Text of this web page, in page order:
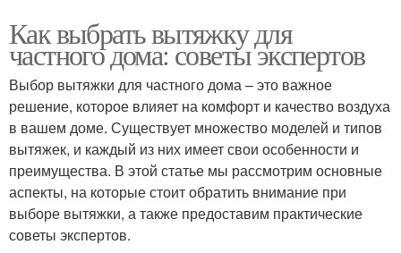
Как выбрать вытяжку для
частного дома: советы экспертов
Выбор вытяжки для частного дома – это важное
решение, которое влияет на комфорт и качество воздуха
в вашем доме. Существует множество моделей и типов
вытяжек, и каждый из них имеет свои особенности и
преимущества. В этой статье мы рассмотрим основные
аспекты, на которые стоит обратить внимание при
выборе вытяжки, а также предоставим практические
советы экспертов.